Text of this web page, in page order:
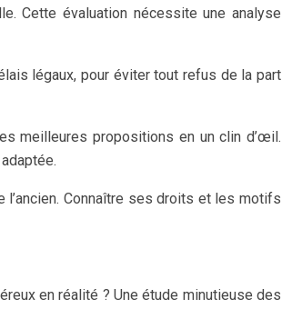
Cette évaluation nécessite une analyse
légaux, pour éviter tout refus de la part
meilleures propositions en un clin d’œil.
Connaître ses droits et les motifs
en réalité ? Une étude minutieuse des